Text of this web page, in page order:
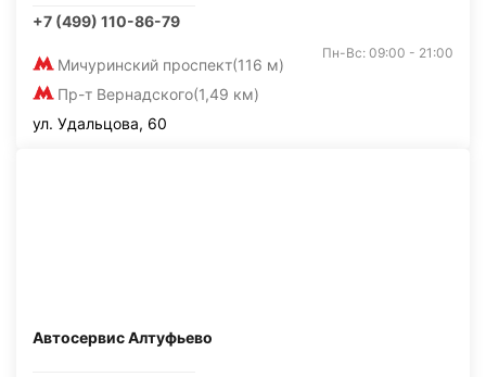
+7 (499) 110-86-79
Мичуринский проспект(116 м)
Пр-т Вернадского(1,49 км)
Пн-Вс: 09:00 - 21:00
ул. Удальцова, 60
Автосервис Алтуфьево